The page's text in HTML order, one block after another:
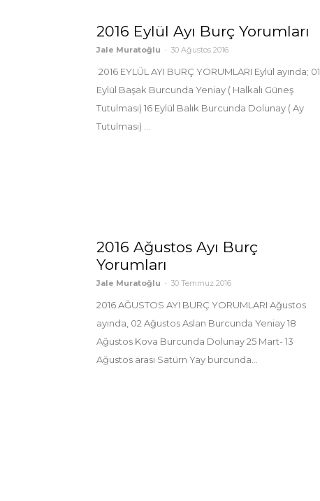
2016 Eylül Ayı Burç Yorumları
Jale Muratoğlu - 30 Ağustos 2016
2016 EYLÜL AYI BURÇ YORUMLARI Eylül ayında; 01
Eylül Başak Burcunda Yeniay ( Halkalı Güneş
Tutulması) 16 Eylül Balık Burcunda Dolunay ( Ay
Tutulması) ...
2016 Ağustos Ayı Burç
Yorumları
Jale Muratoğlu - 30 Temmuz 2016
2016 AĞUSTOS AYI BURÇ YORUMLARI Ağustos
ayında, 02 Ağustos Aslan Burcunda Yeniay 18
Ağustos Kova Burcunda Dolunay 25 Mart- 13
Ağustos arası Satürn Yay burcunda...